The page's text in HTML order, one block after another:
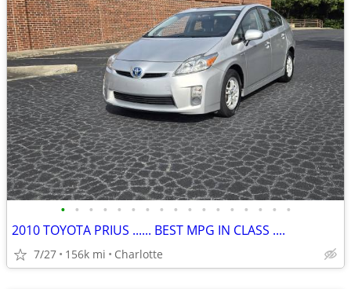
• • • • • • • • • • • • • • • • •
2010 TOYOTA PRIUS ...... BEST MPG IN CLASS ....
7/27 156k mi Charlotte